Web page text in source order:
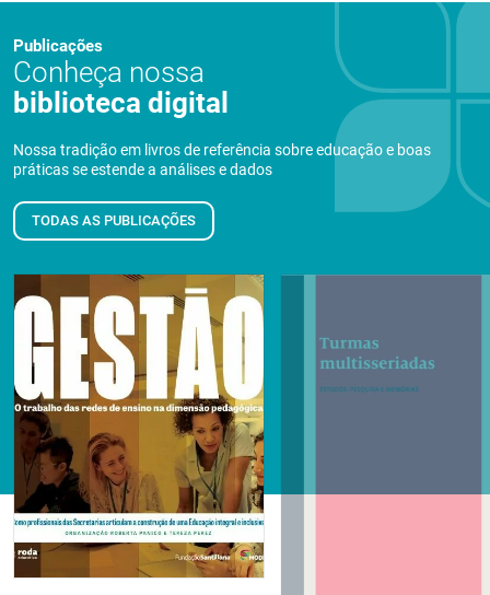
Publicações
Conheça nossa
biblioteca digital
Nossa tradição em livros de referência sobre educação e boas
práticas se estende a análises e dados
TODAS AS PUBLICAÇÕES